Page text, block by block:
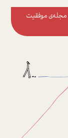
مجله‌ی موفقیت